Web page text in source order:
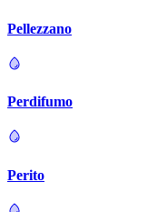
Pellezzano
Perdifumo
Perito